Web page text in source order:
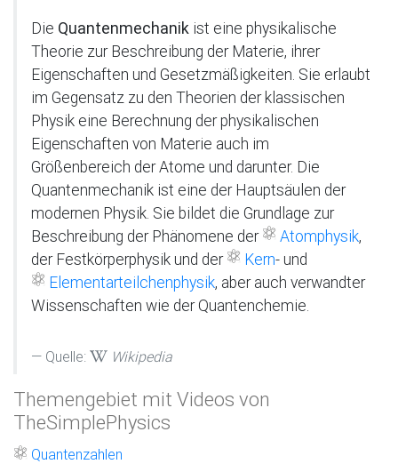
Die Quantenmechanik ist eine physikalische
Theorie zur Beschreibung der Materie, ihrer
Eigenschaften und Gesetzmäßigkeiten. Sie erlaubt
im Gegensatz zu den Theorien der klassischen
Physik eine Berechnung der physikalischen
Eigenschaften von Materie auch im
Größenbereich der Atome und darunter. Die
Quantenmechanik ist eine der Hauptsäulen der
modernen Physik. Sie bildet die Grundlage zur
Beschreibung der Phänomene der
Atomphysik,
der Festkörperphysik und der
Kern- und
Elementarteilchenphysik, aber auch verwandter
Wissenschaften wie der Quantenchemie.
Quelle: Wikipedia
Themengebiet mit Videos von
TheSimplePhysics
Quantenzahlen